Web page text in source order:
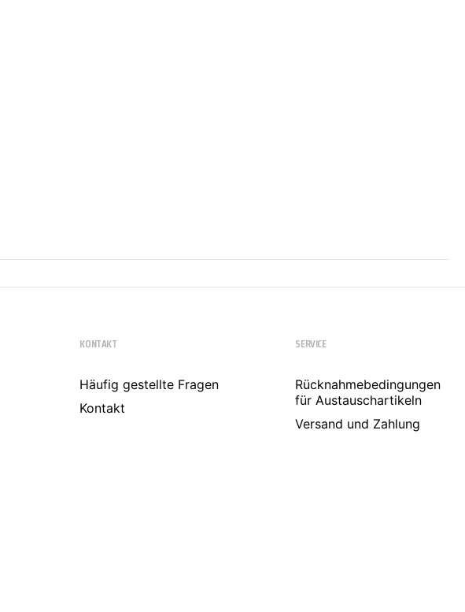
KONTAKT
Häufig gestellte Fragen
Kontakt
SERVICE
Rücknahmebedingungen
für Austauschartikeln
Versand und Zahlung